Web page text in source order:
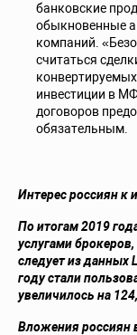
банковские
обыкновенные
компаний.
считаться
инвестиции в
договоров
обязательным.
Интерес россиян к
По итогам 2019
услугами
следует из
году стали
увеличилось на
Вложения россиян